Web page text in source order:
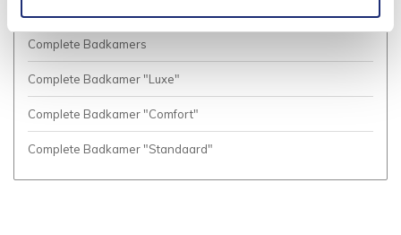
Complete Badkamers
Complete Badkamer "Luxe"
Complete Badkamer "Comfort"
Complete Badkamer "Standaard"